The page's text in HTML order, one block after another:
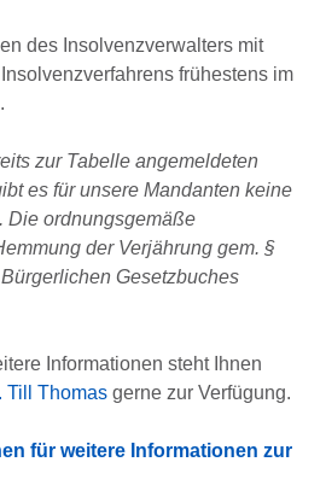
des Insolvenzverwalters mit
frühestens im
zur Tabelle angemeldeten
es für unsere Mandanten keine
Die ordnungsgemäße
der Verjährung gem. §
Gesetzbuches
Informationen steht Ihnen
Till Thomas gerne zur Verfügung.
für weitere Informationen zur